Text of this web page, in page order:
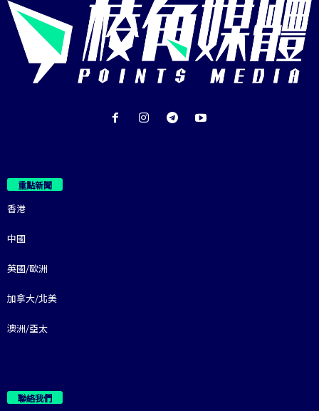
重點新聞
香港
中國
英國/歐洲
加拿大/北美
澳洲/亞太
聯絡我們